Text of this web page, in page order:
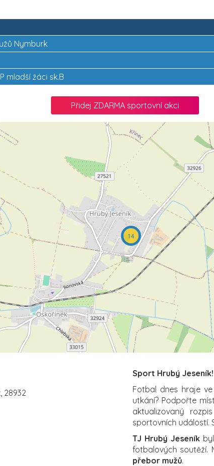
Nymburk
mladší žáci sk.B
Přidej ZDARMA sportovní akci
14
28932
Sport Hrubý Jeseník!
Fotbal dnes hraje
utkání? Podpořte
aktualizovaný
sportovních událostí.
TJ Hrubý Jeseníkbyl
fotbalových soutěží.
přebor mužů.